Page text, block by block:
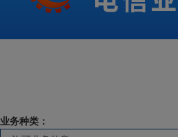
业务种类：